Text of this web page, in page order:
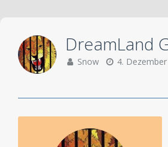
DreamLand
Snow 4.